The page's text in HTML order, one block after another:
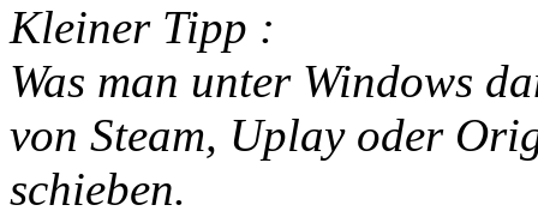
Kleiner Tipp :
Was man unter Windows
von Steam, Uplay oder
schieben.